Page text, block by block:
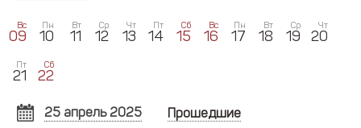
Вс
09
Пн
10
Вт
11
Ср
12
Чт
13
Пт
14
Сб
15
Вс
16
Пн
17
Вт
18
Ср
19
Чт
20
Пт
21
Сб
22
25 апрель 2025 Прошедшие